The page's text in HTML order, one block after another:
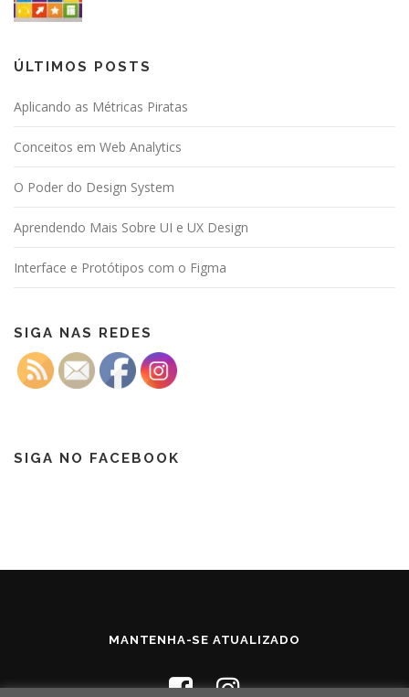
ÚLTIMOS POSTS
Aplicando as Métricas Piratas
Conceitos em Web Analytics
O Poder do Design System
Aprendendo Mais Sobre UI e UX Design
Interface e Protótipos com o Figma
SIGA NAS REDES
SIGA NO FACEBOOK
MANTENHA-SE ATUALIZADO